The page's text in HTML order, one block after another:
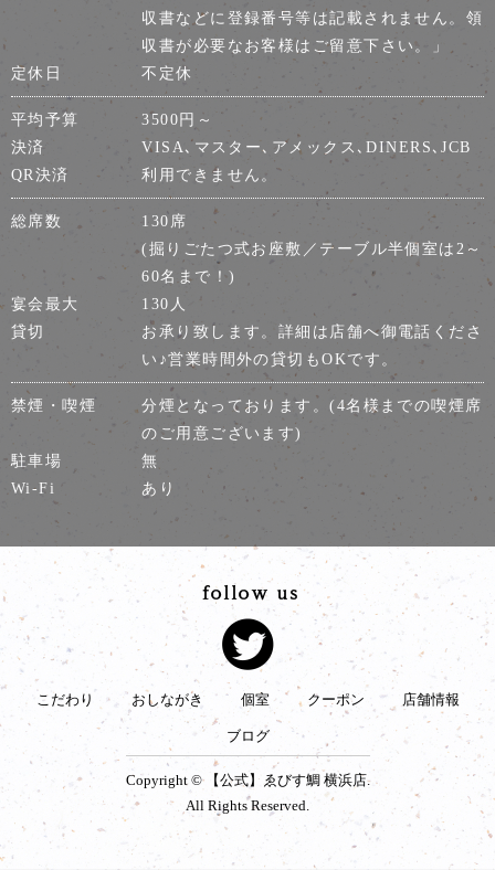
収書などに登録番号等は記載されません。領
収書が必要なお客様はご留意下さい。」
定休日
不定休
平均予算
3500円～
決済
VISA､マスター､アメックス､DINERS､JCB
QR決済
利用できません。
総席数
130席
(掘りごたつ式お座敷／テーブル半個室は2～
60名まで！)
宴会最大
130人
貸切
お承り致します。詳細は店舗へ御電話くださ
い♪営業時間外の貸切もOKです。
禁煙・喫煙
分煙となっております。(4名様までの喫煙席
のご用意ございます)
駐車場
無
Wi-Fi
あり
こだわり おしながき 個室 クーポン 店舗情報
ブログ
Copyright © 【公式】ゑびす鯛 横浜店.
All Rights Reserved.